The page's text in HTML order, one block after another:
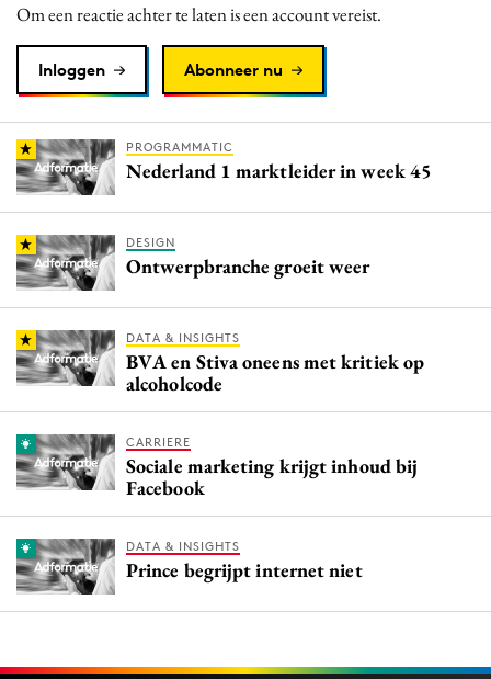
Om een reactie achter te laten is een account vereist.
Inloggen Abonneer nu
PROGRAMMATIC
Nederland 1 marktleider in week 45
DESIGN
Ontwerpbranche groeit weer
DATA & INSIGHTS
BVA en Stiva oneens met kritiek op
alcoholcode
CARRIERE
Sociale marketing krijgt inhoud bij
Facebook
DATA & INSIGHTS
Prince begrijpt internet niet